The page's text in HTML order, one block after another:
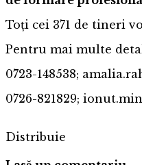
Toți cei 371 de tineri
Pentru mai multe
0723-148538;
0726-821829;
Distribuie